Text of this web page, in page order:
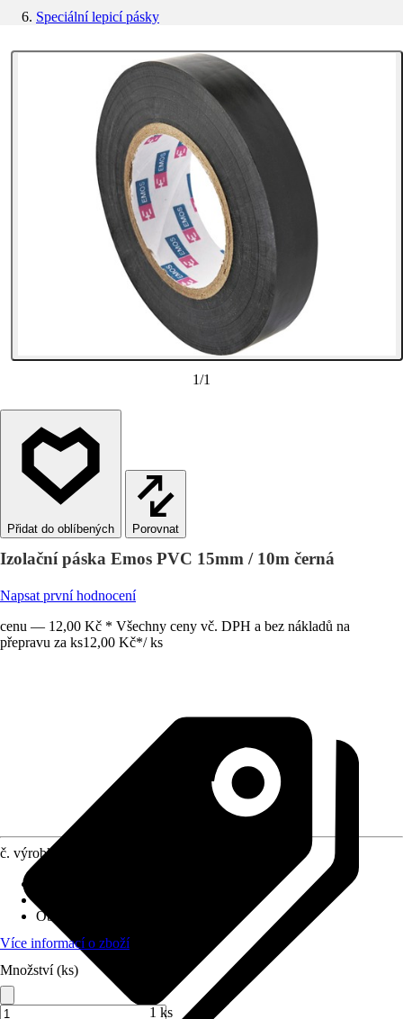
Speciální lepicí pásky
1/1
Porovnat
Izolační páska Emos PVC 15mm / 10m černá
Napsat první hodnocení
cenu — 12,00 Kč * Všechny ceny vč. DPH a bez nákladů na
přepravu za ks12,00 Kč*/ ks
č. výrobku
Obsah
Více informací o zboží
Množství (ks)
1 ks